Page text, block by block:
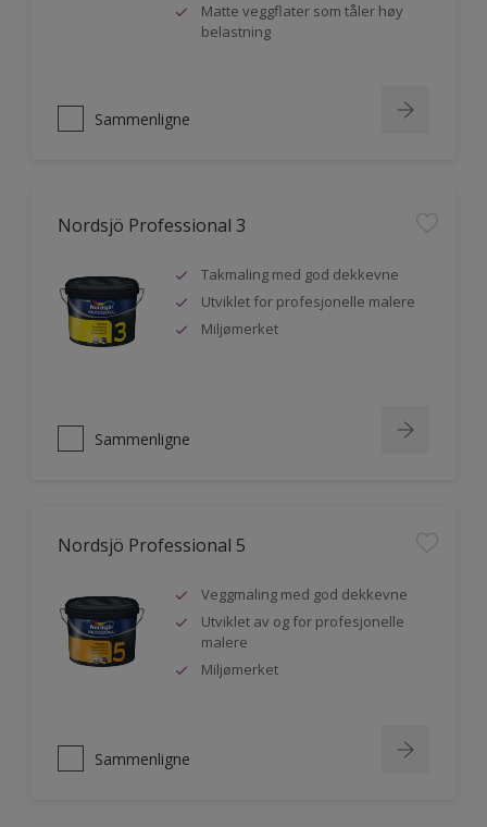
Matte veggflater som tåler høy
belastning
Sammenligne
Nordsjö Professional 3
Takmaling med god dekkevne
Utviklet for profesjonelle malere
Miljømerket
Sammenligne
Nordsjö Professional 5
Veggmaling med god dekkevne
Utviklet av og for profesjonelle
malere
Miljømerket
Sammenligne